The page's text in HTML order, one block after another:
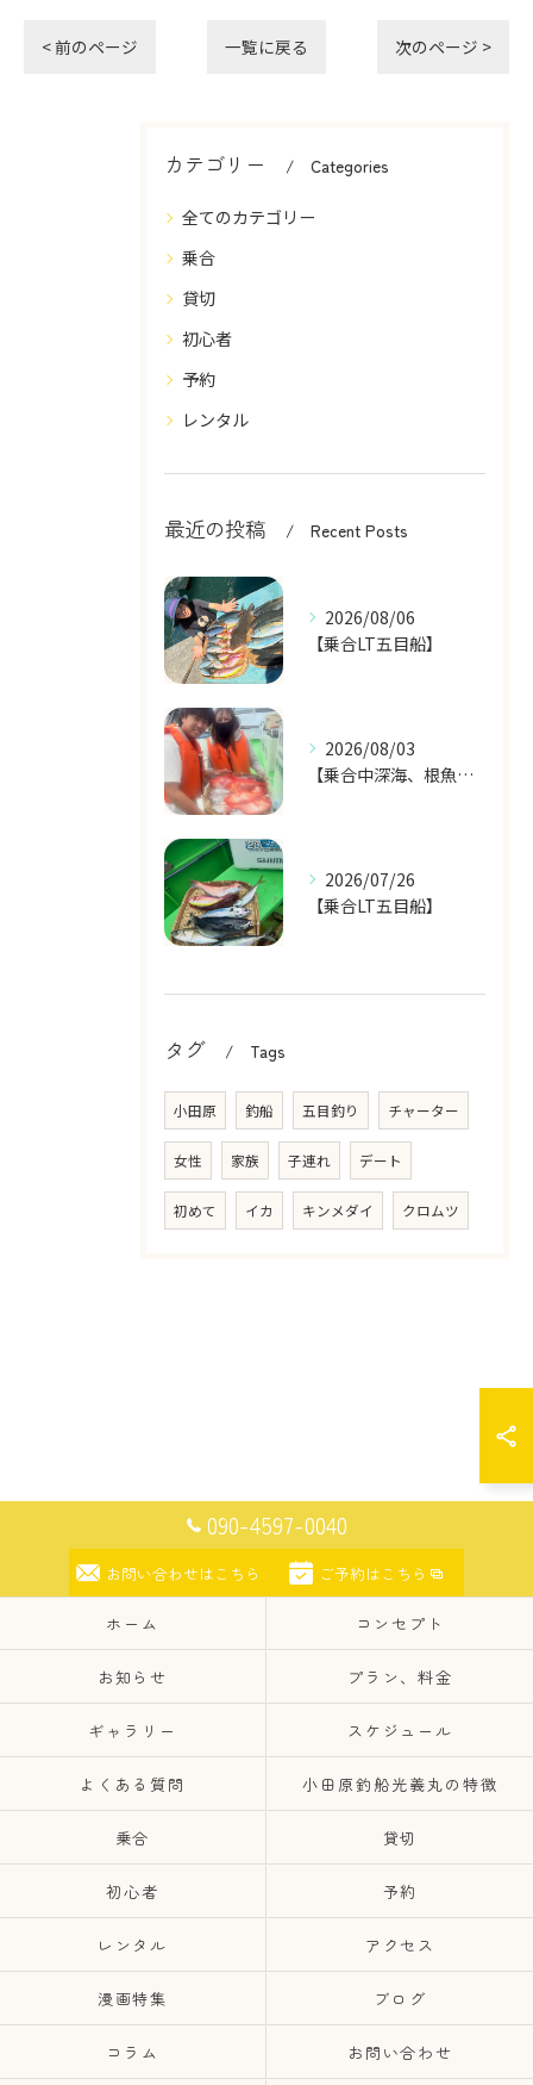
< 前のページ 一覧に戻る 次のページ >
カテゴリー Categories
全てのカテゴリー
乗合
貸切
初心者
予約
レンタル
最近の投稿 Recent Posts
2026/08/06
【乗合LT五目船】
2026/08/03
【乗合中深海、根魚五目船】
2026/07/26
【乗合LT五目船】
タグ Tags
小田原 釣船 五目釣り チャーター
女性 家族 子連れ デート
初めて イカ キンメダイ クロムツ
090-4597-0040
お問い合わせはこちら ご予約はこちら
ホーム コンセプト
お知らせ プラン、料金
ギャラリー スケジュール
よくある質問 小田原釣船光義丸の特徴
乗合 貸切
初心者 予約
レンタル アクセス
漫画特集 ブログ
コラム お問い合わせ